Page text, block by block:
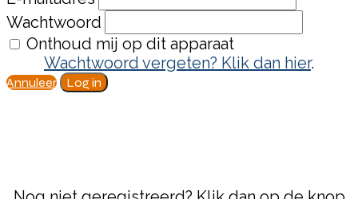
Wachtwoord
Onthoud mij op dit apparaat
Wachtwoord vergeten? Klik dan hier.
Annuleer Log in